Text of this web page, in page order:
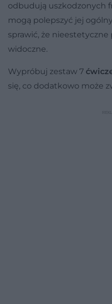
odbudują uszkodzonych
mogą polepszyć jej
sprawić, że
widoczne.
Wypróbuj zestaw 7
się, co dodatkowo może